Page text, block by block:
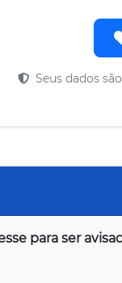
Seus dados
para ser